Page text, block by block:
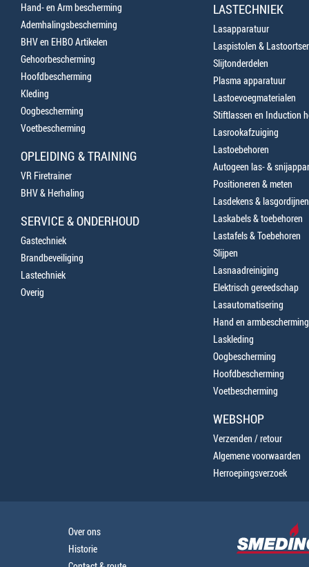
Hand- en Arm bescherming
Ademhalingsbescherming
BHV en EHBO Artikelen
Gehoorbescherming
Hoofdbescherming
Kleding
Oogbescherming
Voetbescherming
OPLEIDING & TRAINING
VR Firetrainer
BHV & Herhaling
SERVICE & ONDERHOUD
Gastechniek
Brandbeveiliging
Lastechniek
Overig
LASTECHNIEK
Lasapparatuur
Laspistolen &
Slijtonderdelen
Plasma apparatuur
Lastoevoegmaterialen
Stiftlassen en Induction
Lasrookafzuiging
Lastoebehoren
Autogeen las- &
Positioneren & meten
Lasdekens & lasgordijnen
Laskabels & toebehoren
Lastafels & Toebehoren
Slijpen
Lasnaadreiniging
Elektrisch gereedschap
Lasautomatisering
Hand en armbescherming
Laskleding
Oogbescherming
Hoofdbescherming
Voetbescherming
WEBSHOP
Verzenden / retour
Algemene voorwaarden
Herroepingsverzoek
Over ons
Historie